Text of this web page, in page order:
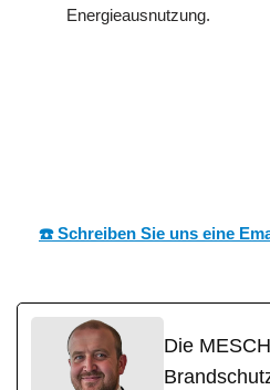
Energieausnutzung.
☎️ Schreiben Sie uns eine
Die